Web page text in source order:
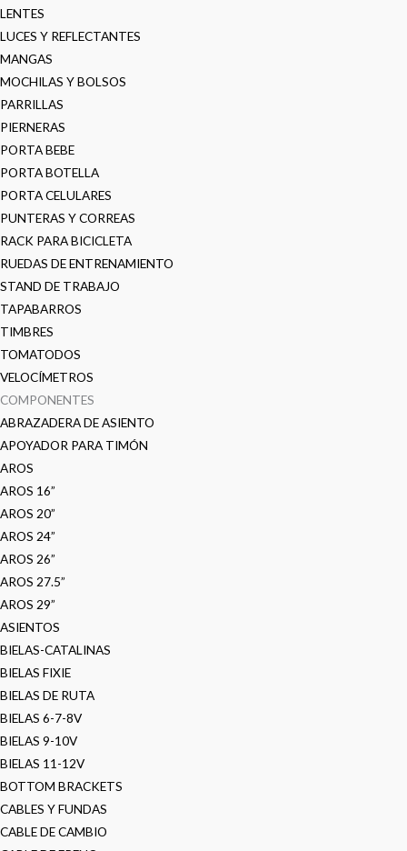
LENTES
LUCES Y REFLECTANTES
MANGAS
MOCHILAS Y BOLSOS
PARRILLAS
PIERNERAS
PORTA BEBE
PORTA BOTELLA
PORTA CELULARES
PUNTERAS Y CORREAS
RACK PARA BICICLETA
RUEDAS DE ENTRENAMIENTO
STAND DE TRABAJO
TAPABARROS
TIMBRES
TOMATODOS
VELOCÍMETROS
COMPONENTES
ABRAZADERA DE ASIENTO
APOYADOR PARA TIMÓN
AROS
AROS 16”
AROS 20”
AROS 24”
AROS 26”
AROS 27.5”
AROS 29”
ASIENTOS
BIELAS-CATALINAS
BIELAS FIXIE
BIELAS DE RUTA
BIELAS 6-7-8V
BIELAS 9-10V
BIELAS 11-12V
BOTTOM BRACKETS
CABLES Y FUNDAS
CABLE DE CAMBIO